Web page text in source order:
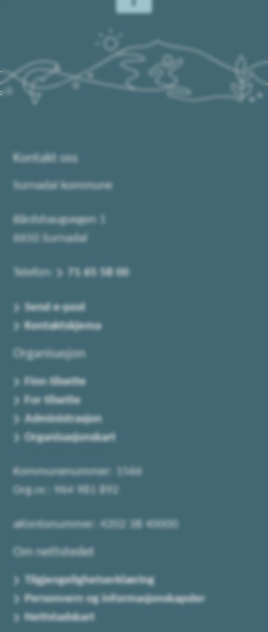
Kontakt oss
Surnadal kommune
Bårdshaugvegen 1
6650 Surnadal
Telefon: 71 65 58 00
Send e-post
Kontaktskjema
Organisasjon
Finn tilsette
For tilsette
Administrasjon
Organisasjonskart
Kommunenummer: 1566
Org.nr.: 964 981 892
aKontonummer: 4202 38 40000
Om nettstedet
Tilgjengelighetserklæring
Personvern og informasjonskapsler
Nettstadskart